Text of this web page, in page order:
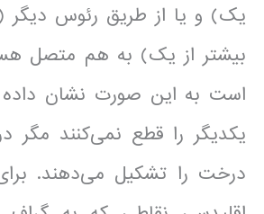
یک) و یا از طریق رئوس
بیشتر از یک) به هم متصل
است به این صورت نشان
یکدیگر را قطع نمی‌کنند مگر
درخت را تشکیل می‌دهند. برای